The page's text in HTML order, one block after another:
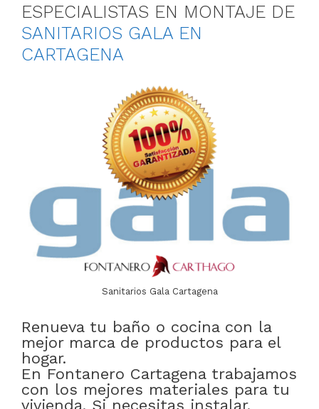
ESPECIALISTAS EN MONTAJE DE
SANITARIOS GALA EN
CARTAGENA
Sanitarios Gala Cartagena
Renueva tu baño o cocina con la
mejor marca de productos para el
hogar.
En Fontanero Cartagena trabajamos
con los mejores materiales para tu
vivienda. Si necesitas instalar,